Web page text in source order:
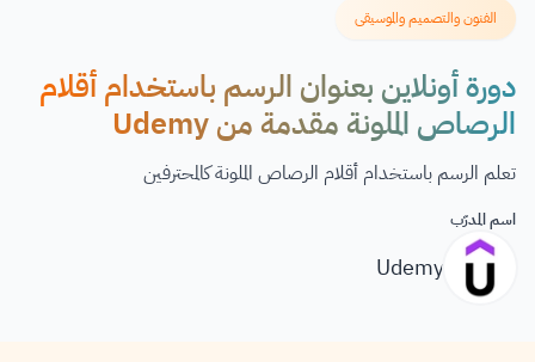
الفنون والتصميم والموسيقى
دورة أونلاين بعنوان الرسم باستخدام أقلام
الرصاص الملونة مقدمة من Udemy
تعلم الرسم باستخدام أقلام الرصاص الملونة كالمحترفين
اسم المدرّب
Udemy